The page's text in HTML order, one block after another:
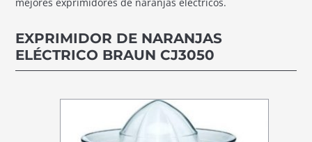
EXPRIMIDOR DE NARANJAS
ELÉCTRICO BRAUN CJ3050